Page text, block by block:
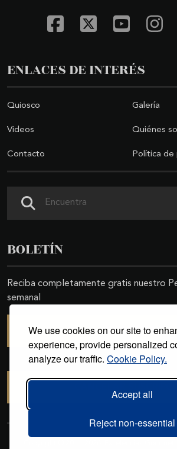
We use cookies on our site to
experience, provide personalized
analyze our traffic. Cookie Policy.
Accept all
Reject non-essential
ENLACES DE INTERÉS
Quiosco Galería
Videos Quiénes
Contacto Política de
BOLETÍN
Reciba completamente gratis nuestro
semanal
SUSCRIBIRSE